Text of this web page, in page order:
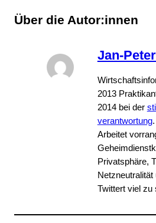
Über die Autor:innen
Jan-
2013
2014 bei der
verantwortung
Arbeitet
Privatsphäre,
Twittert viel zu